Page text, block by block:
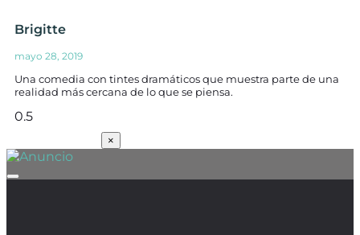
Brigitte
mayo 28, 2019
Una comedia con tintes dramáticos que muestra parte de una
realidad más cercana de lo que se piensa.
×